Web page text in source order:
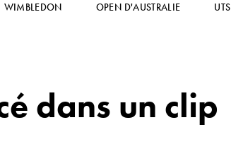
WIMBLEDON OPEN D'AUSTRALIE UTS
dans un clip